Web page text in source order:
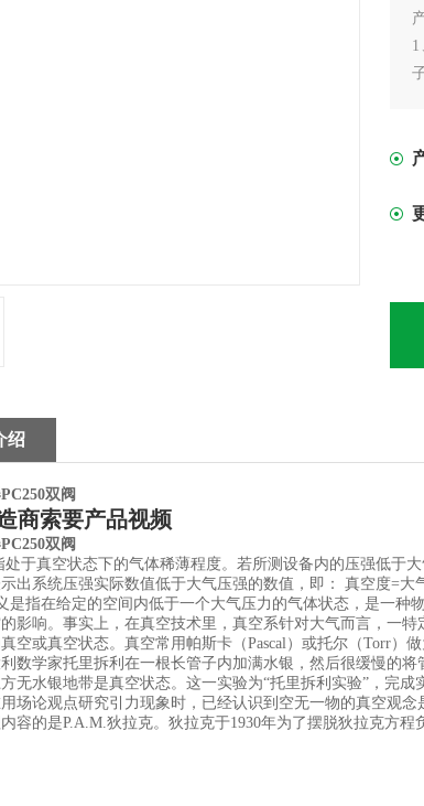
2
绍
双阀
商索要产品视频
双阀
处于真空状态下的气体稀薄程度。若所测设备内的压强低于
出系统压强实际数值低于大气压强的数值，即： 真空度=大
是指在给定的空间内低于一个大气压力的气体状态，是一种
影响。事实上，在真空技术里，真空系针对大气而言，一
空或真空状态。真空常用帕斯卡（Pascal）或托尔（Torr）
利数学家托里拆利在一根长管子内加满水银，然后很缓慢的
无水银地带是真空状态。这一实验为“托里拆利实验”，完成
场论观点研究引力现象时，已经认识到空无一物的真空观
容的是P.A.M.狄拉克。狄拉克于1930年为了摆脱狄拉克方